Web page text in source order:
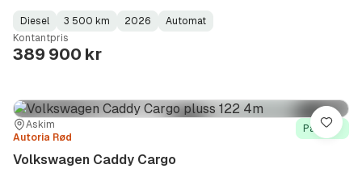
Fuel
Type:
Diesel
Kilometerstand:
3 500 km
Model
Year:
2026
Gearbox
Type:
Automat
Kontantpris
389 900 kr
Sted:
Askim
Forhandler:
Autoria Rød
På lager
Volkswagen Caddy Cargo
Lagre